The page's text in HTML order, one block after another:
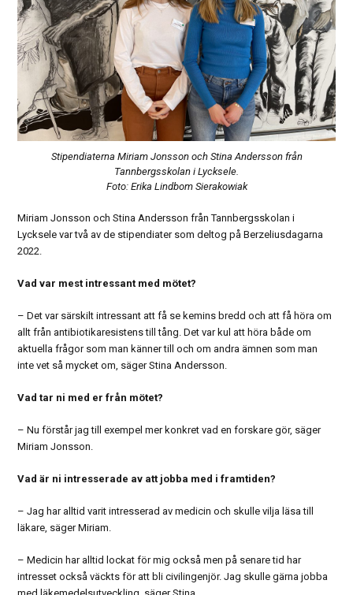
Stipendiaterna Miriam Jonsson och Stina Andersson från
Tannbergsskolan i Lycksele.
Foto: Erika Lindbom Sierakowiak
Miriam Jonsson och Stina Andersson från Tannbergsskolan i
Lycksele var två av de stipendiater som deltog på Berzeliusdagarna
2022.
Vad var mest intressant med mötet?
– Det var särskilt intressant att få se kemins bredd och att få höra om
allt från antibiotikaresistens till tång. Det var kul att höra både om
aktuella frågor som man känner till och om andra ämnen som man
inte vet så mycket om, säger Stina Andersson.
Vad tar ni med er från mötet?
– Nu förstår jag till exempel mer konkret vad en forskare gör, säger
Miriam Jonsson.
Vad är ni intresserade av att jobba med i framtiden?
– Jag har alltid varit intresserad av medicin och skulle vilja läsa till
läkare, säger Miriam.
– Medicin har alltid lockat för mig också men på senare tid har
intresset också väckts för att bli civilingenjör. Jag skulle gärna jobba